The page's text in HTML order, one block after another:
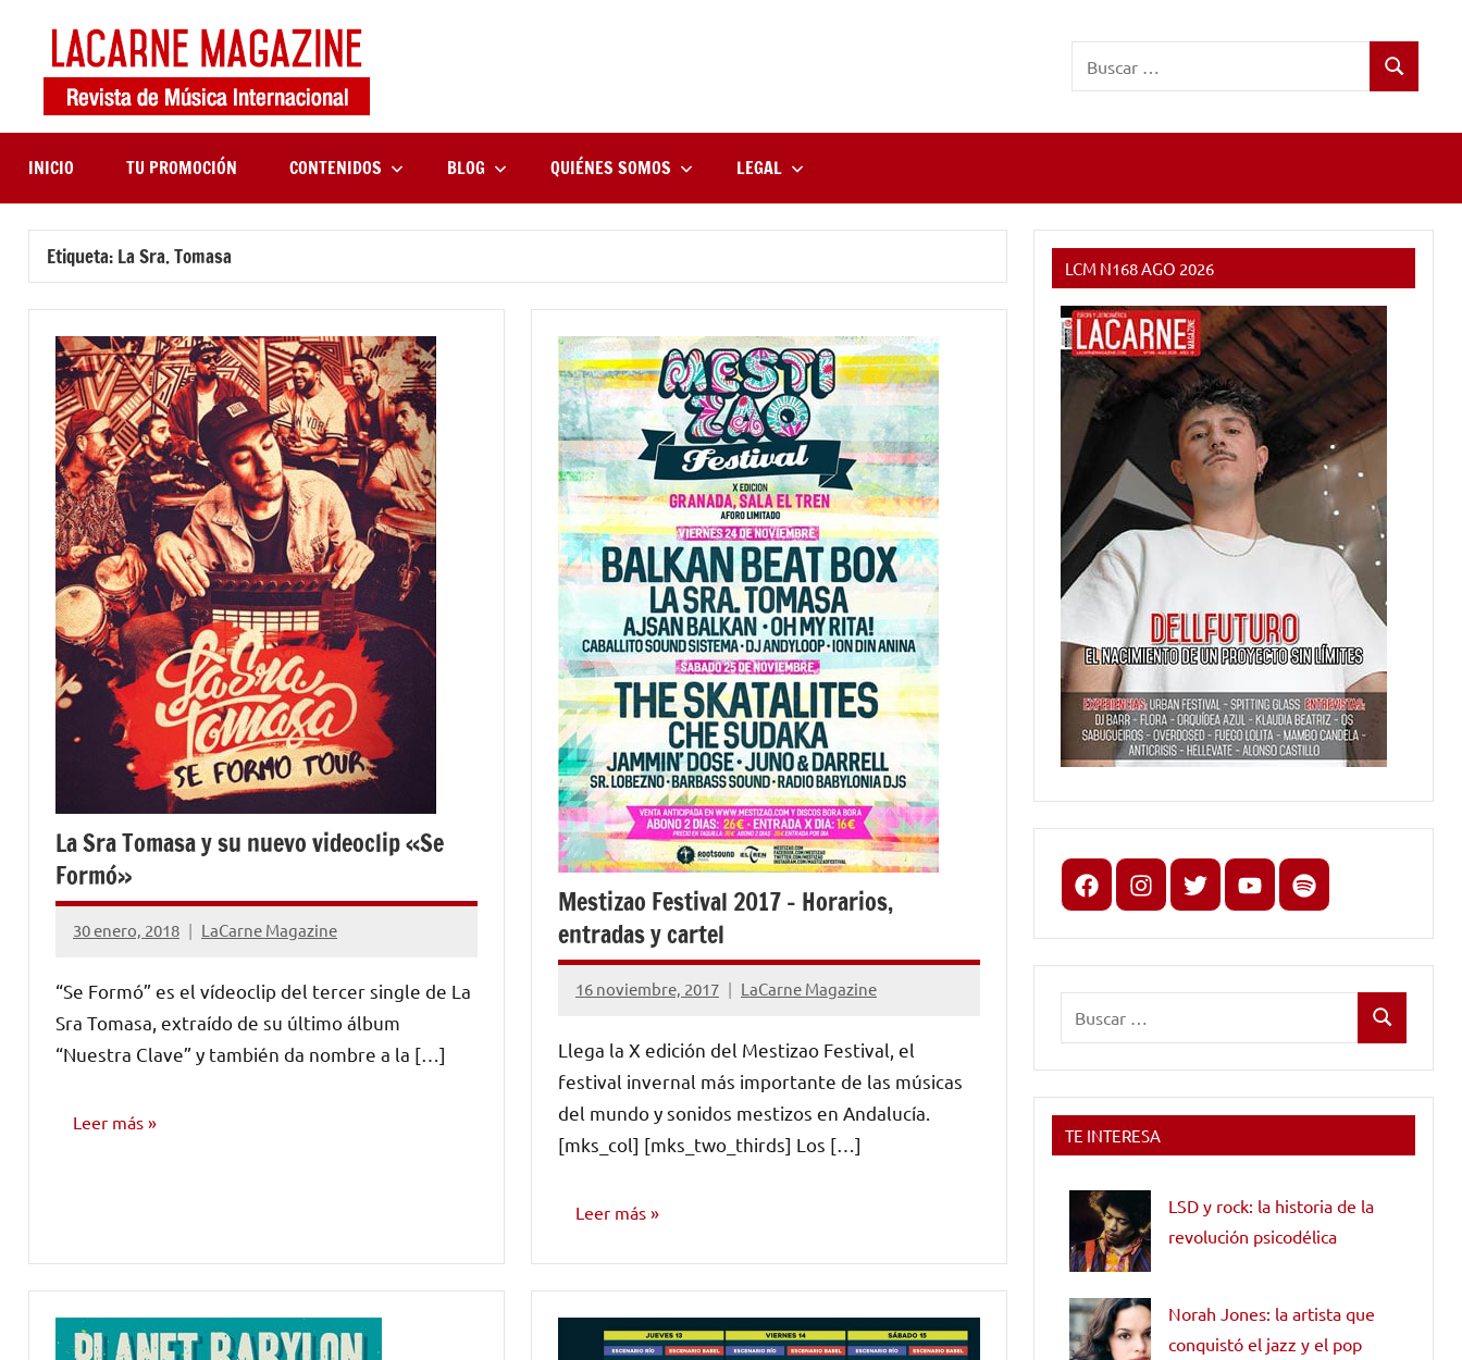
contenido
Magazine
música
internacional
Buscar
INICIO TU PROMOCIÓN CONTENIDOS BLOG QUIÉNES SOMOS LEGAL
Etiqueta: La Sra. Tomasa
La Sra Tomasa y su nuevo videoclip «Se
Formó»
30 enero, 2018 LaCarne Magazine
No
comentarios
“Se Formó” es el vídeoclip del tercer single de La
Sra Tomasa, extraído de su último álbum
“Nuestra Clave” y también da nombre a la […]
Leer más
Mestizao Festival 2017 – Horarios,
entradas y cartel
16 noviembre, 2017 LaCarne Magazine
No
comentarios
Llega la X edición del Mestizao Festival, el
festival invernal más importante de las músicas
del mundo y sonidos mestizos en Andalucía.
[mks_col] [mks_two_thirds] Los […]
Leer más
LCM N168 AGO 2026
FacebookInstagram
X youtubespotify
Buscar
TE INTERESA
LSD y rock: la historia de la
revolución psicodélica
Norah Jones: la artista que
conquistó el jazz y el pop